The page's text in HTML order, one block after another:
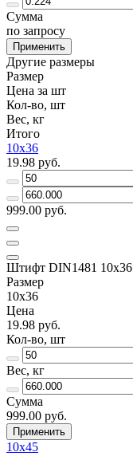
Сумма
по запросу
Применить
Другие размеры
Размер
Цена за шт
Кол-во, шт
Вес, кг
Итого
10х36
19.98 руб.
999.00 руб.
Штифт DIN1481 10х36
Размер
10х36
Цена
19.98 руб.
Кол-во, шт
Вес, кг
Сумма
999.00 руб.
Применить
10х45